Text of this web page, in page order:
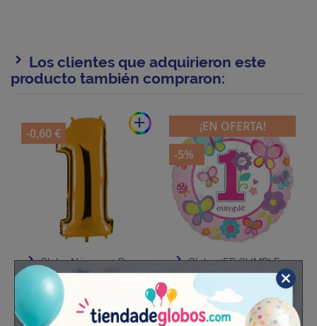
Los clientes que adquirieron este
producto también compraron:
add
Globo Número 1 De
Foil TG 90cm
1 unidad
-0,60 €
Globo 1ER CUMPLE
Niña 18"-45cm Foil
1 unidad
¡EN OFERTA!
-5%